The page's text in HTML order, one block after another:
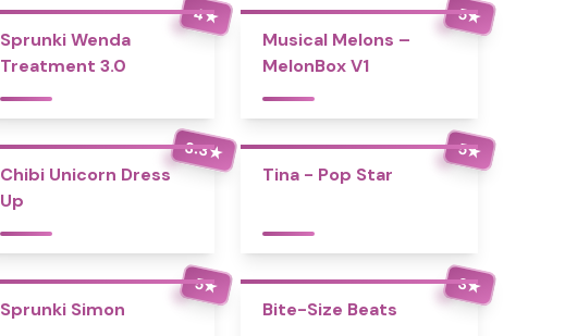
4★
Sprunki Wenda
Treatment 3.0
5★
Musical Melons –
MelonBox V1
3.3★
Chibi Unicorn Dress
Up
5★
Tina - Pop Star
5★
Sprunki Simon
3★
Bite-Size Beats